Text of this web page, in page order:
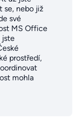
se, nebo již
své
MS Office
jste
prostředí,
mohla